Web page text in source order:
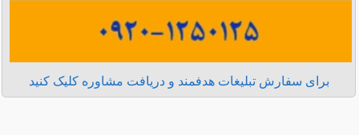
برای سفارش تبلیغات هدفمند و دریافت مشاوره کلیک کنید